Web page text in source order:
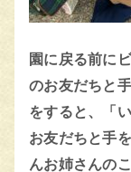
園に戻る前に
のお友だちと
をすると、「
お友だちと手
んお姉さんの